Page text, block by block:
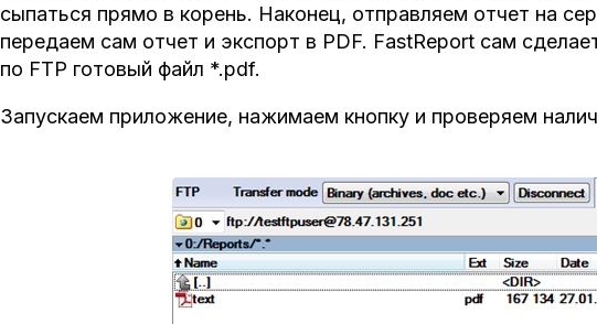
сыпаться прямо в корень. Наконец, отправляем отчет на
передаем сам отчет и экспорт в PDF. FastReport сам
по FTP готовый файл *.pdf.
Запускаем приложение, нажимаем кнопку и проверяем